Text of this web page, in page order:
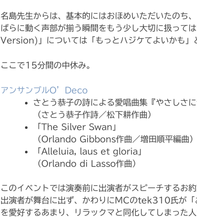
名島先生からは、基本的にはおほめいただいたの
ばらに動く声部が揃う瞬間をもう少し大切に扱っ
Version)」については「もっとハジケてよいかも」
ここで15分間の中休み。
アンサンブルO’Deco
さとう恭子の詩による愛唱曲集『やさしさ
（さとう恭子作詩／松下耕作曲）
「The Silver Swan」
（Orlando Gibbons作曲／増田順平編曲）
「Alleluia, laus et gloria」
（Orlando di Lasso作曲）
このイベントでは演奏前に出演者がスピーチするお
出演者が舞台に出ず、かわりにMCのtek310氏が「
を愛好するあまり、リラックマと同化してしまった人